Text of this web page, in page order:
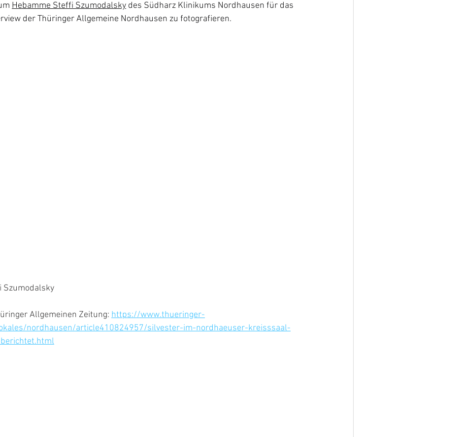
Hebamme Steffi Szumodalsky des Südharz Klinikums Nordhausen für das
der Thüringer Allgemeine Nordhausen zu fotografieren.
Szumodalsky
Allgemeinen Zeitung: https://www.thueringer-
nordhausen/article410824957/silvester-im-nordhaeuser-kreisssaal-